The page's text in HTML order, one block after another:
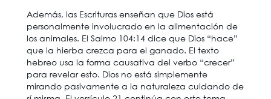
Además, las Escrituras enseñan que Dios está
personalmente involucrado en la alimentación de
los animales. El Salmo 104:14 dice que Dios “hace”
que la hierba crezca para el ganado. El texto
hebreo usa la forma causativa del verbo “crecer”
para revelar esto. Dios no está simplemente
mirando pasivamente a la naturaleza cuidando de